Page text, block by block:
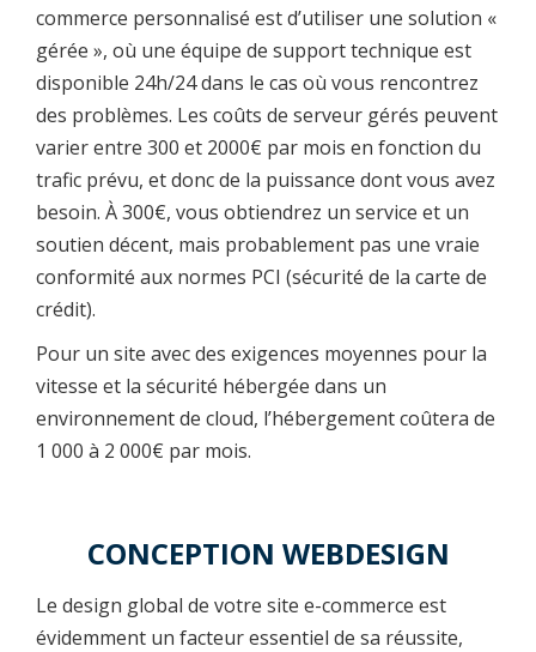
commerce personnalisé est d’utiliser une solution «
gérée », où une équipe de support technique est
disponible 24h/24 dans le cas où vous rencontrez
des problèmes. Les coûts de serveur gérés peuvent
varier entre 300 et 2000€ par mois en fonction du
trafic prévu, et donc de la puissance dont vous avez
besoin. À 300€, vous obtiendrez un service et un
soutien décent, mais probablement pas une vraie
conformité aux normes PCI (sécurité de la carte de
crédit).
Pour un site avec des exigences moyennes pour la
vitesse et la sécurité hébergée dans un
environnement de cloud, l’hébergement coûtera de
1 000 à 2 000€ par mois.
CONCEPTION WEBDESIGN
Le design global de votre site e-commerce est
évidemment un facteur essentiel de sa réussite,